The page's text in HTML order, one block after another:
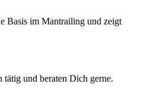
Basis im Mantrailing und zeigt
tätig und beraten Dich gerne.